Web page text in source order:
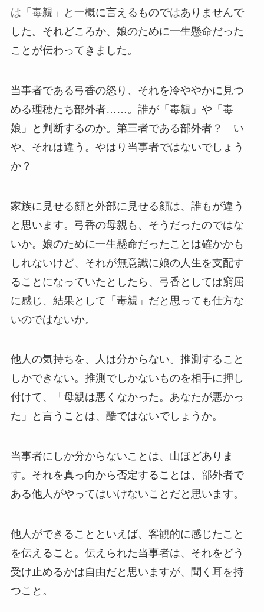
は「毒親」と一概に言えるものではありませんで
した。それどころか、娘のために一生懸命だった
ことが伝わってきました。
当事者である弓香の怒り、それを冷ややかに見つ
める理穂たち部外者……。誰が「毒親」や「毒
娘」と判断するのか。第三者である部外者？ い
や、それは違う。やはり当事者ではないでしょう
か？
家族に見せる顔と外部に見せる顔は、誰もが違う
と思います。弓香の母親も、そうだったのではな
いか。娘のために一生懸命だったことは確かかも
しれないけど、それが無意識に娘の人生を支配す
ることになっていたとしたら、弓香としては窮屈
に感じ、結果として「毒親」だと思っても仕方な
いのではないか。
他人の気持ちを、人は分からない。推測すること
しかできない。推測でしかないものを相手に押し
付けて、「母親は悪くなかった。あなたが悪かっ
た」と言うことは、酷ではないでしょうか。
当事者にしか分からないことは、山ほどありま
す。それを真っ向から否定することは、部外者で
ある他人がやってはいけないことだと思います。
他人ができることといえば、客観的に感じたこと
を伝えること。伝えられた当事者は、それをどう
受け止めるかは自由だと思いますが、聞く耳を持
つこと。